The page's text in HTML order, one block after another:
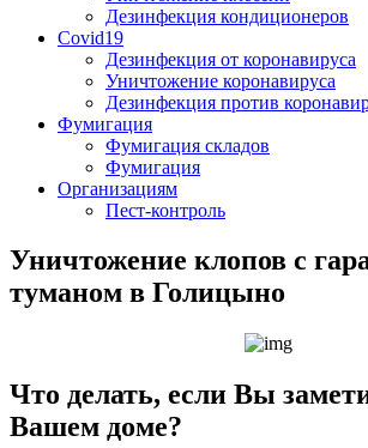
Дезинфекция кондиционеров
Covid19
Дезинфекция от коронавируса
Уничтожение коронавируса
Дезинфекция против
Фумигация
Фумигация складов
Фумигация
Организациям
Пест-контроль
Уничтожение клопов с
туманом в Голицыно
Что делать, если Вы
Вашем доме?